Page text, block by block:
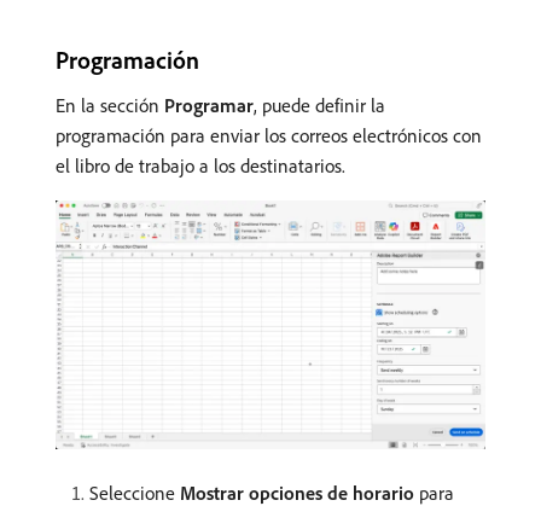
Programación
En la sección Programar, puede definir la
programación para enviar los correos electrónicos con
el libro de trabajo a los destinatarios.
Seleccione Mostrar opciones de horario para